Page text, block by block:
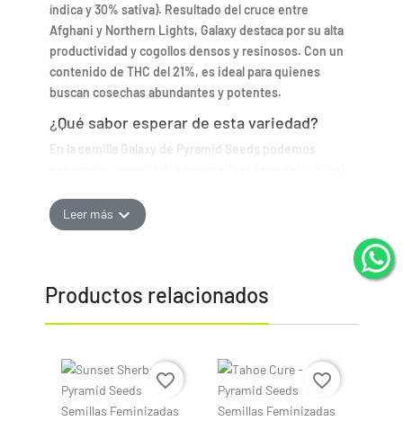
índica y 30% sativa). Resultado del cruce entre
Afghani y Northern Lights, Galaxy destaca por su alta
productividad y cogollos densos y resinosos. Con un
contenido de THC del 21%, es ideal para quienes
buscan cosechas abundantes y potentes.
¿Qué sabor esperar de esta variedad?
En la semilla Galaxy de Pyramid Seeds podemos
¿Cómo cultivar esta semilla de cannabis?
Cogolandia te recomienda:
Clima óptimo:Galaxy se adapta bien a climas
Producción:
Puede producir entre 500 y 1500
gramos por planta.
Altura:
Alcanza una altura baja, facilitando su
Leer más expand_more
Productos relacionados
Precio favorite_border Precio favorite_border